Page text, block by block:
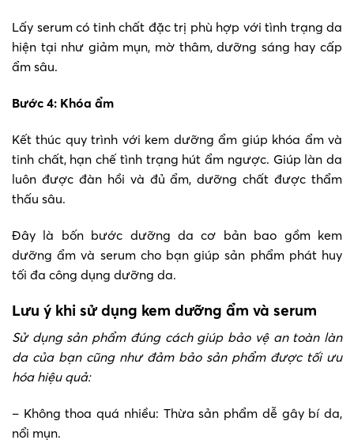
Lấy serum có tinh chất đặc trị phù hợp với tình trạng da
hiện tại như giảm mụn, mờ thâm, dưỡng sáng hay cấp
ẩm sâu.
Bước 4: Khóa ẩm
Kết thúc quy trình với kem dưỡng ẩm giúp khóa ẩm và
tinh chất, hạn chế tình trạng hút ẩm ngược. Giúp làn da
luôn được đàn hồi và đủ ẩm, dưỡng chất được thẩm
thấu sâu.
Đây là bốn bước dưỡng da cơ bản bao gồm kem
dưỡng ẩm và serum cho bạn giúp sản phẩm phát huy
tối đa công dụng dưỡng da.
Lưu ý khi sử dụng kem dưỡng ẩm và serum
Sử dụng sản phẩm đúng cách giúp bảo vệ an toàn làn
da của bạn cũng như đảm bảo sản phẩm được tối ưu
hóa hiệu quả:
– Không thoa quá nhiều: Thừa sản phẩm dễ gây bí da,
nổi mụn.